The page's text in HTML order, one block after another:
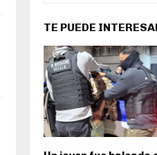
TE PUEDE